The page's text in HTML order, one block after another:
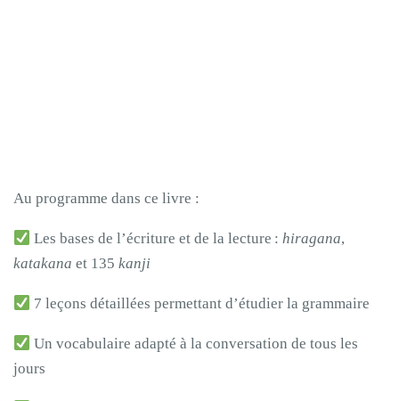
Au programme dans ce livre :
Les bases de l’écriture et de la lecture :hiragana,
katakana et 135 kanji
7 leçons détaillées permettant d’étudier la grammaire
Un vocabulaire adapté à la conversation de tous les
jours